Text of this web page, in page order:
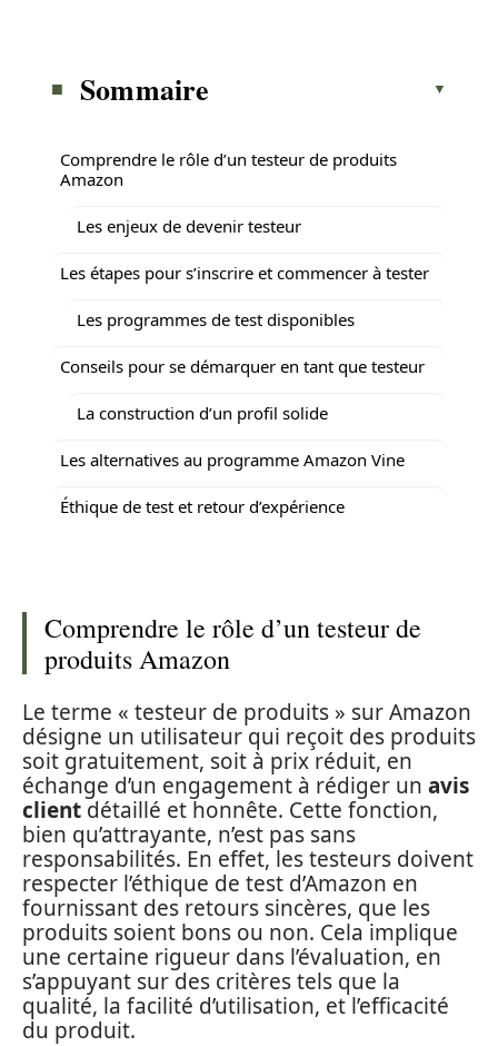
Sommaire
Comprendre le rôle d’un testeur de produits
Amazon
Les enjeux de devenir testeur
Les étapes pour s’inscrire et commencer à tester
Les programmes de test disponibles
Conseils pour se démarquer en tant que testeur
La construction d’un profil solide
Les alternatives au programme Amazon Vine
Éthique de test et retour d’expérience
Comprendre le rôle d’un testeur de
produits Amazon
Le terme « testeur de produits » sur Amazon
désigne un utilisateur qui reçoit des produits
soit gratuitement, soit à prix réduit, en
échange d’un engagement à rédiger un avis
client détaillé et honnête. Cette fonction,
bien qu’attrayante, n’est pas sans
responsabilités. En effet, les testeurs doivent
respecter l’éthique de test d’Amazon en
fournissant des retours sincères, que les
produits soient bons ou non. Cela implique
une certaine rigueur dans l’évaluation, en
s’appuyant sur des critères tels que la
qualité, la facilité d’utilisation, et l’efficacité
du produit.